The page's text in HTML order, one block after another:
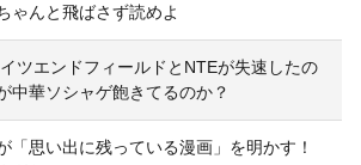
ゃんと飛ばさず読めよ
イツエンドフィールドとNTEが失速したの
中華ソシャゲ飽きてるのか？
「思い出に残っている漫画」を明かす！